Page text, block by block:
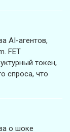
AI-агентов,
FET
токен,
спроса, что
о шоке